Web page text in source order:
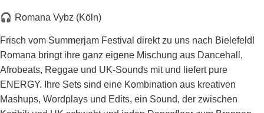
🎧 Romana Vybz (Köln)
Frisch vom Summerjam Festival direkt zu uns nach Bielefeld!
Romana bringt ihre ganz eigene Mischung aus Dancehall,
Afrobeats, Reggae und UK-Sounds mit und liefert pure
ENERGY. Ihre Sets sind eine Kombination aus kreativen
Mashups, Wordplays und Edits, ein Sound, der zwischen